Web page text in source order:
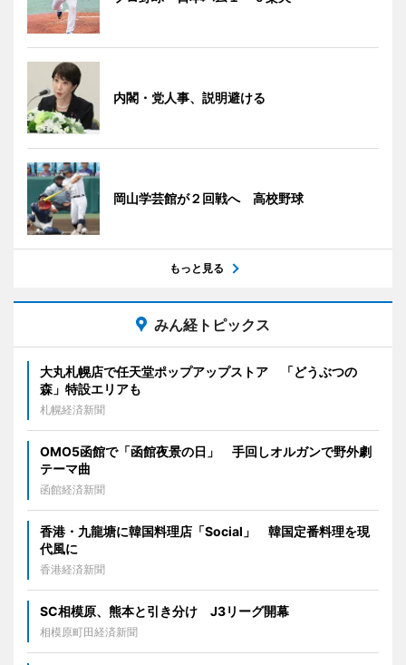
内閣・党人事、説明避ける
岡山学芸館が２回戦へ 高校野球
もっと見る
みん経トピックス
大丸札幌店で任天堂ポップアップストア 「どうぶつの
森」特設エリアも
札幌経済新聞
OMO5函館で「函館夜景の日」 手回しオルガンで野外劇
テーマ曲
函館経済新聞
香港・九龍塘に韓国料理店「Social」 韓国定番料理を現
代風に
香港経済新聞
SC相模原、熊本と引き分け J3リーグ開幕
相模原町田経済新聞